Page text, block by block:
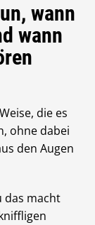
wann
wann
die es
ohne dabei
den Augen
das macht